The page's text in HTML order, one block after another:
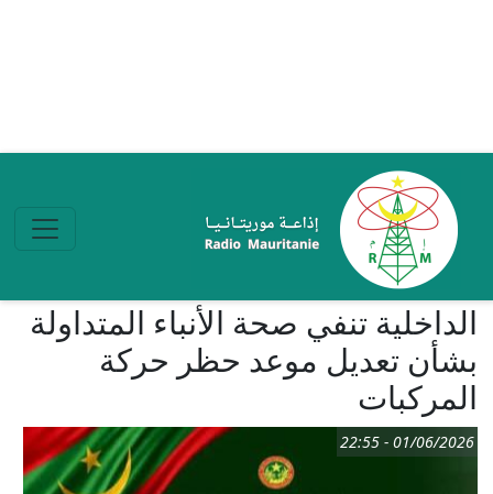
الداخلية تنفي صحة الأنباء المتداولة
بشأن تعديل موعد حظر حركة
المركبات
01/06/2026 - 22:55